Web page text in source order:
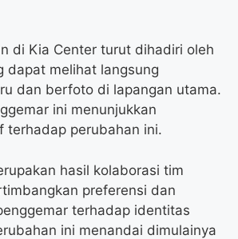
di Kia Center turut dihadiri oleh
dapat melihat langsung
dan berfoto di lapangan utama.
ini menunjukkan
terhadap perubahan ini.
hasil kolaborasi tim
preferensi dan
terhadap identitas
ini menandai dimulainya